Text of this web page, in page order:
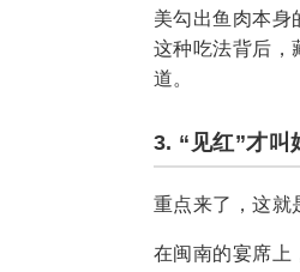
美勾出鱼肉本身
这种吃法背后，
道。
3. “见红”才叫
重点来了，这
在闽南的宴席上